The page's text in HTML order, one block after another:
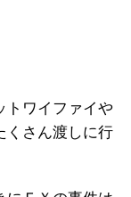
トワイファイや
くさん渡しに行